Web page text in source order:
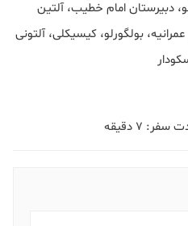
دبیرستان امام خطیب، آلتین
عمرانیه، بولگورلو، کیسیکلی، آلتونی